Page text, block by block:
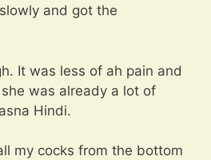
and got the
It was less of ah pain and
was already a lot of
Hindi.
my cocks from the bottom